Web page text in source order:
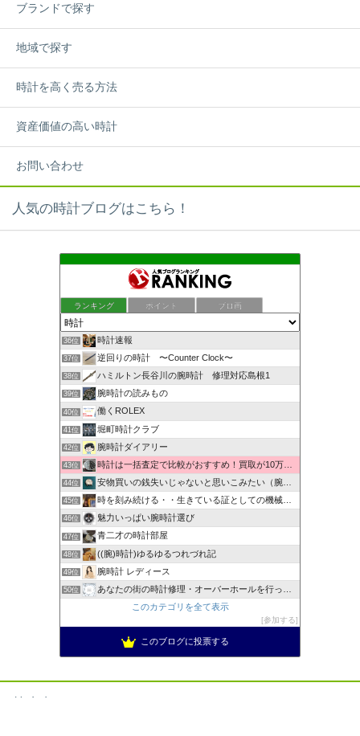
ブランドで探す
地域で探す
時計を高く売る方法
資産価値の高い時計
お問い合わせ
人気の時計ブログはこちら！
ランキング ポイント ブロ画
36位 時計速報
37位 逆回りの時計 〜Counter Clock〜
38位 ハミルトン長谷川の腕時計 修理対応島根1
39位 腕時計の読みもの
40位 働くROLEX
41位 堀町時計クラブ
42位 腕時計ダイアリー
43位 時計は一括査定で比較がおすすめ！買取が10万以上違うことも！
44位 安物買いの銭失いじゃないと思いこみたい（腕時計編）
45位 時を刻み続ける・・生きている証としての機械式時計
46位 魅力いっぱい腕時計選び
47位 青二才の時計部屋
48位 ((腕)時計)ゆるゆるつれづれ記
49位 腕時計 レディース
50位
あなたの街の時計修理・オーバーホールを行ってくれるお店
このカテゴリを全て表示
参加する
このブログに投票する